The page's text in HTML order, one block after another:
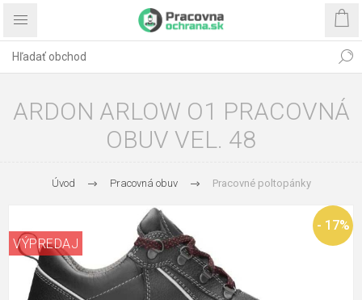
ARDON ARLOW O1 PRACOVNÁ
OBUV VEL. 48
Úvod Pracovná obuv Pracovné poltopánky
- 17%
VÝPREDAJ